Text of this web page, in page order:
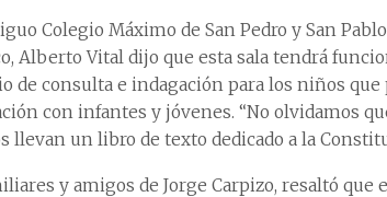
Colegio Máximo de San Pedro y San
Alberto Vital dijo que esta sala tendrá
de consulta e indagación para los niños
con infantes y jóvenes. “No olvidamos
llevan un libro de texto dedicado a la
y amigos de Jorge Carpizo, resaltó que